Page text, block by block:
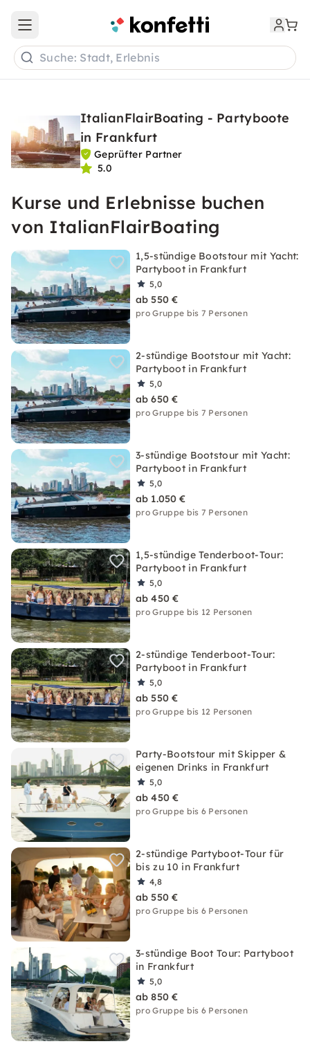
Open main menu
Suche: Stadt, Erlebnis
ItalianFlairBoating - Partyboote
in Frankfurt
Geprüfter Partner
5.0
Kurse und Erlebnisse buchen
von ItalianFlairBoating
1,5-stündige Bootstour mit Yacht:
Partyboot in Frankfurt
5,0
ab 550 €
pro Gruppe bis 7 Personen
2-stündige Bootstour mit Yacht:
Partyboot in Frankfurt
5,0
ab 650 €
pro Gruppe bis 7 Personen
3-stündige Bootstour mit Yacht:
Partyboot in Frankfurt
5,0
ab 1.050 €
pro Gruppe bis 7 Personen
1,5-stündige Tenderboot-Tour:
Partyboot in Frankfurt
5,0
ab 450 €
pro Gruppe bis 12 Personen
2-stündige Tenderboot-Tour:
Partyboot in Frankfurt
5,0
ab 550 €
pro Gruppe bis 12 Personen
Party-Bootstour mit Skipper &
eigenen Drinks in Frankfurt
5,0
ab 450 €
pro Gruppe bis 6 Personen
2-stündige Partyboot-Tour für
bis zu 10 in Frankfurt
4,8
ab 550 €
pro Gruppe bis 6 Personen
3-stündige Boot Tour: Partyboot
in Frankfurt
5,0
ab 850 €
pro Gruppe bis 6 Personen